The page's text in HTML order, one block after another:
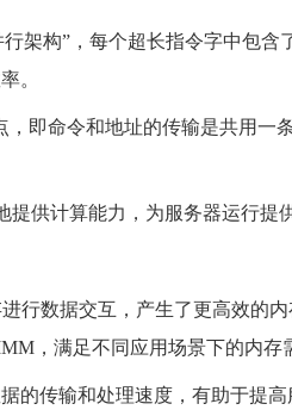
架构”，每个超长指令字中包含
。
即命令和地址的传输是共用一
供计算能力，为服务器运行提
行数据交互，产生了更高效的
，满足不同应用场景下的内存
的传输和处理速度，有助于提